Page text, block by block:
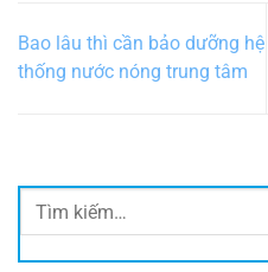
Bao lâu thì cần bảo dưỡng hệ
thống nước nóng trung tâm